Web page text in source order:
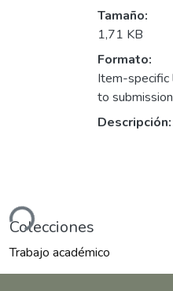
Cargando...
Tamaño:
1,71 KB
Formato:
Item-specific
to submission
Descripción:
Colecciones
Trabajo académico